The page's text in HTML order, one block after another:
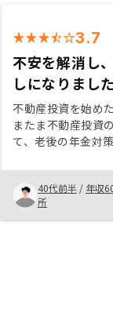
3.7
不安を解消し
しになりました
不動産投資を始め
またま不動産投資
て、老後の年金対
と思ったからです
由は、いくつかの
面談しましたが、
者、会社の信頼性
番良かったからで
40代前半 / 年収
所